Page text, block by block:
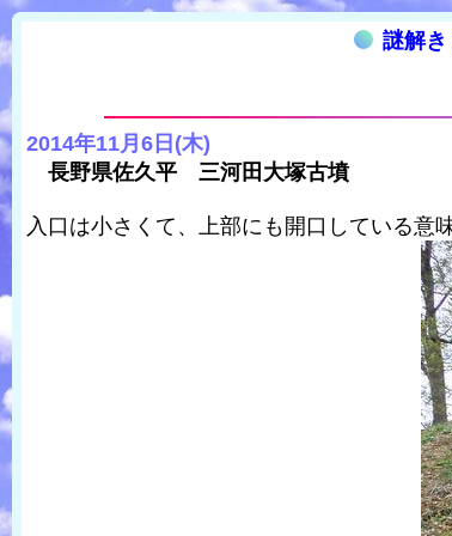
謎解
2014年11月6日(木)
長野県佐久平 三河田大塚古墳
入口は小さくて、上部にも開口している意